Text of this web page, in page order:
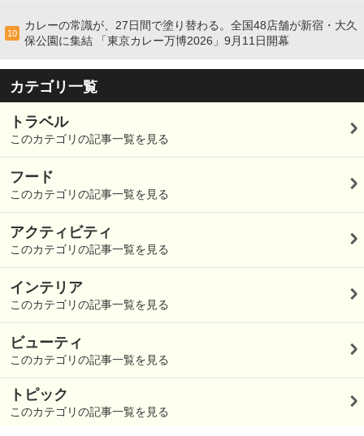
10
カレーの常識が、27日間で塗り替わる。全国48店舗が新宿・大久
保公園に集結 「東京カレー万博2026」9月11日開幕
カテゴリ一覧
トラベル
このカテゴリの記事一覧を見る
フード
このカテゴリの記事一覧を見る
アクティビティ
このカテゴリの記事一覧を見る
インテリア
このカテゴリの記事一覧を見る
ビューティ
このカテゴリの記事一覧を見る
トピック
このカテゴリの記事一覧を見る